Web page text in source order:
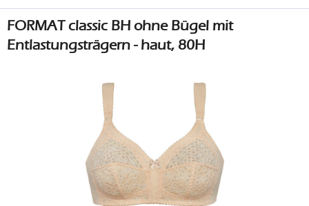
FORMAT classic BH ohne Bügel mit
Entlastungsträgern - haut, 80H